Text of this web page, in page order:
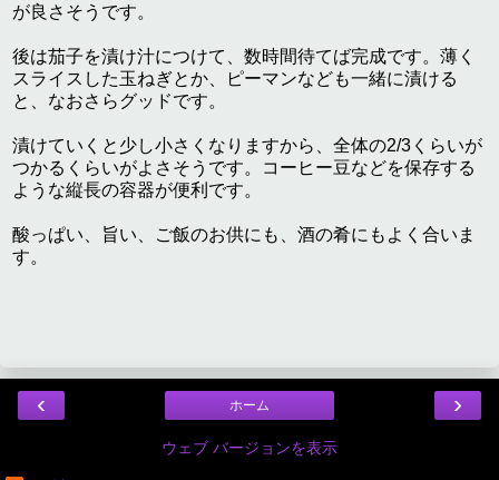
が良さそうです。
後は茄子を漬け汁につけて、数時間待てば完成です。薄く
スライスした玉ねぎとか、ピーマンなども一緒に漬ける
と、なおさらグッドです。
漬けていくと少し小さくなりますから、全体の2/3くらいが
つかるくらいがよさそうです。コーヒー豆などを保存する
ような縦長の容器が便利です。
酸っぱい、旨い、ご飯のお供にも、酒の肴にもよく合いま
す。
‹ ›
ホーム
ウェブ バージョンを表示